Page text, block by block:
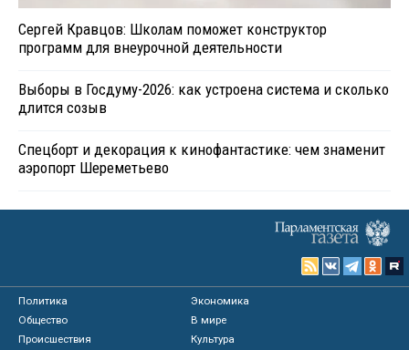
Сергей Кравцов: Школам поможет конструктор
программ для внеурочной деятельности
Выборы в Госдуму-2026: как устроена система и сколько
длится созыв
Спецборт и декорация к кинофантастике: чем знаменит
аэропорт Шереметьево
Политика
Экономика
Общество
В мире
Происшествия
Культура